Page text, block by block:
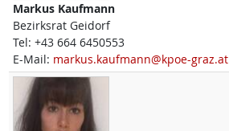
Markus Kaufmann
Bezirksrat Geidorf
Tel: +43 664 6450553
E-Mail: markus.kaufmann@kpoe-graz.at